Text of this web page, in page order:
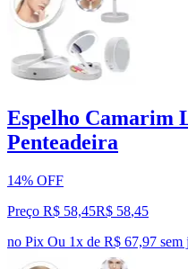
Espelho Camarim
Penteadeira
14% OFF
Preço R$ 58,45R$ 58,45
no Pix Ou 1x de R$ 67,97 sem